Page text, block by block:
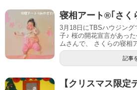
寝相アート®｢さく
3月18日にTBSハウジン
子♪ 桜の開花宣言があっ
ムさんで、 さくらの寝相
記事
【クリスマス限定